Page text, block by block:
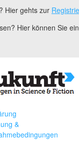
Hier gehts zur
Hier können Sie
&